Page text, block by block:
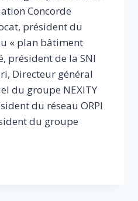
Concorde
président du
« plan bâtiment
président de la SNI
Directeur général
du groupe NEXITY
du réseau ORPI
du groupe